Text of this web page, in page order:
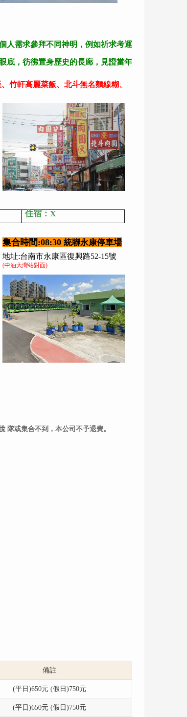
人需求參拜不同神明，例如祈求考運
底，彷彿置身歷史的長廊，見證當年
竹軒高麗菜飯、北斗無名麵線糊、
住宿：X
集合時間:08:30 統聯永康停車場
地址:台南市永康區復興路52-15號
(中油大灣站對面)
隊或集合不到，本公司不予退費。
備註
(平日)650元 (假日)750元
(平日)650元 (假日)750元